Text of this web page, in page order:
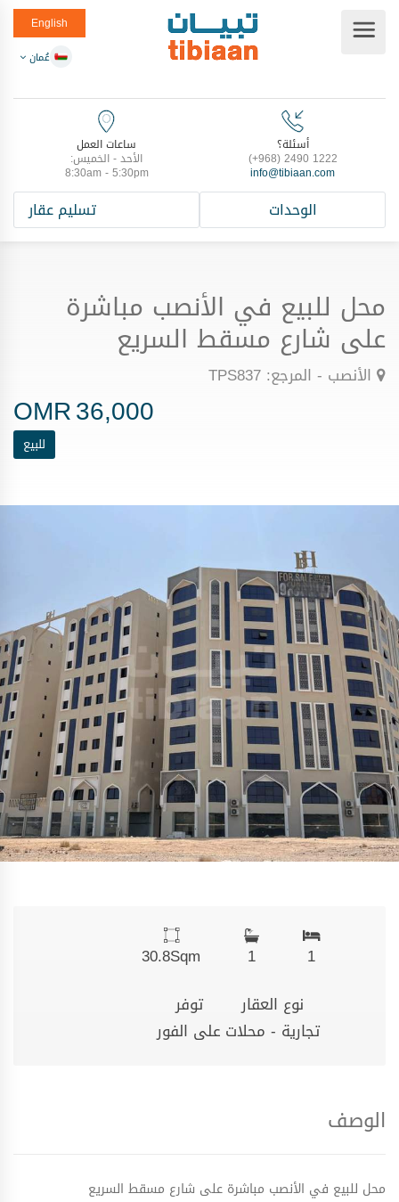
English
عُمان
أسئلة؟
(+968) 2490 1222
info@tibiaan.com
ساعات العمل
الأحد - الخميس:
8:30am - 5:30pm
الوحدات تسليم عقار
محل للبيع في الأنصب مباشرة
على شارع مسقط السريع
الأنصب - المرجع: TPS837
36,000
OMR
للبيع
1
1
30.8Sqm
نوع العقار
تجارية - محلات
توفر
على الفور
الوصف
محل للبيع في الأنصب مباشرة على شارع مسقط السريع